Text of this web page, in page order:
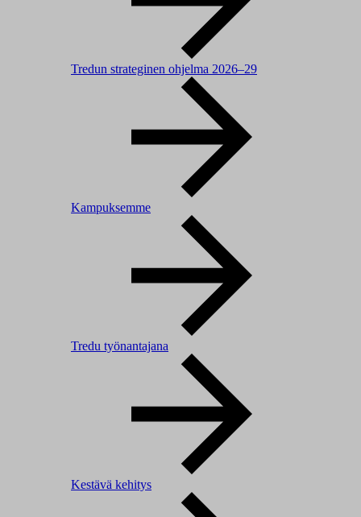
Tredun strateginen ohjelma 2026–29
Kampuksemme
Tredu työnantajana
Kestävä kehitys